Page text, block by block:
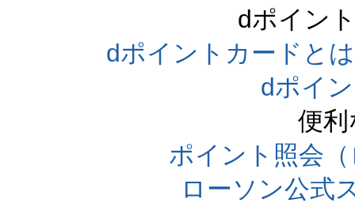
dポイン
dポイントカードと
dポイ
便
ポイント照会
ローソン公式